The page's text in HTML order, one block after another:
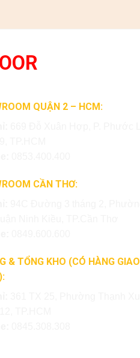
QUẬN 2 – HCM:
CẦN THƠ:
& TỔNG KHO (CÓ HÀNG GIAO